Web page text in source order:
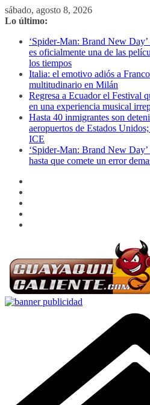
Saltar
al
sábado, agosto 8, 2026
Lo último:
‘Spider-Man: Brand New
es oficialmente una de las
los tiempos
Italia: el emotivo adiós a
multitudinario en Milán
Regresa a Ecuador el Festival
en una experiencia musical
Hasta 40 inmigrantes son
aeropuertos de Estados
ICE
‘Spider-Man: Brand New Day’
hasta que comete un error